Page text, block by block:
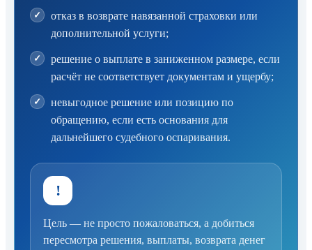
отказ в возврате навязанной страховки или
дополнительной услуги;
решение о выплате в заниженном размере, если
расчёт не соответствует документам и ущербу;
невыгодное решение или позицию по
обращению, если есть основания для
дальнейшего судебного оспаривания.
!
Цель — не просто пожаловаться, а добиться
пересмотра решения, выплаты, возврата денег